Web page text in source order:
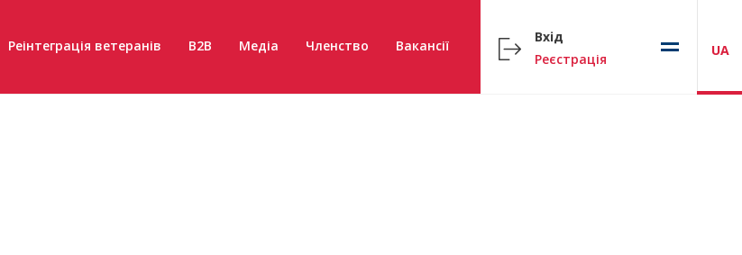
Реінтеграція ветеранів B2B Медіа Членство Вакансії
Вхід
Реєстрація
UA